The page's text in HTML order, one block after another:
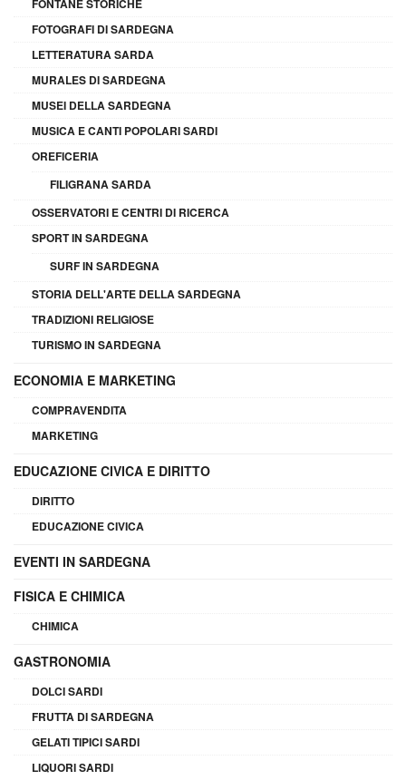
FONTANE STORICHE
FOTOGRAFI DI SARDEGNA
LETTERATURA SARDA
MURALES DI SARDEGNA
MUSEI DELLA SARDEGNA
MUSICA E CANTI POPOLARI SARDI
OREFICERIA
FILIGRANA SARDA
OSSERVATORI E CENTRI DI RICERCA
SPORT IN SARDEGNA
SURF IN SARDEGNA
STORIA DELL'ARTE DELLA SARDEGNA
TRADIZIONI RELIGIOSE
TURISMO IN SARDEGNA
ECONOMIA E MARKETING
COMPRAVENDITA
MARKETING
EDUCAZIONE CIVICA E DIRITTO
DIRITTO
EDUCAZIONE CIVICA
EVENTI IN SARDEGNA
FISICA E CHIMICA
CHIMICA
GASTRONOMIA
DOLCI SARDI
FRUTTA DI SARDEGNA
GELATI TIPICI SARDI
LIQUORI SARDI